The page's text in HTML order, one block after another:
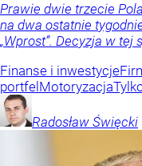
Prawie dwie trzecie
na dwa ostatnie
„Wprost”. Decyzja w tej
Finanse i inwestycje
portfel Motoryzacja
Radosław Święcki